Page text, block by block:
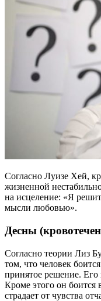
Согласно Луизе Хей,
жизненной
на исцеление: «Я
мысли любовью».
Десны
Согласно теории Лиз
том, что человек
принятое решение.
Кроме этого он боится
страдает от чувства